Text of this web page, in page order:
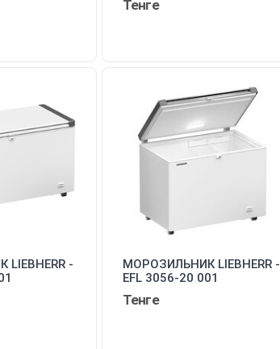
Тенге
-
МОРОЗИЛЬНИК LIEBHERR -
EFL 3056-20 001
Тенге